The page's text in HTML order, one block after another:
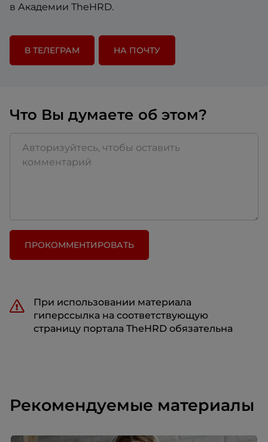
в Академии TheHRD.
В ТЕЛЕГРАМ НА ПОЧТУ
Что Вы думаете об этом?
ПРОКОММЕНТИРОВАТЬ
При использовании материала
гиперссылка на соответствующую
страницу портала TheHRD обязательна
Рекомендуемые материалы